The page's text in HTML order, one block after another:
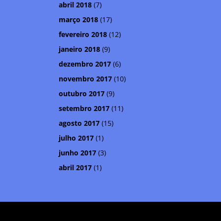
abril 2018 (7)
março 2018 (17)
fevereiro 2018 (12)
janeiro 2018 (9)
dezembro 2017 (6)
novembro 2017 (10)
outubro 2017 (9)
setembro 2017 (11)
agosto 2017 (15)
julho 2017 (1)
junho 2017 (3)
abril 2017 (1)